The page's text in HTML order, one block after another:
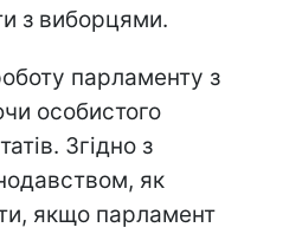
з виборцями.
парламенту з
особистого
Згідно з
як
якщо парламент